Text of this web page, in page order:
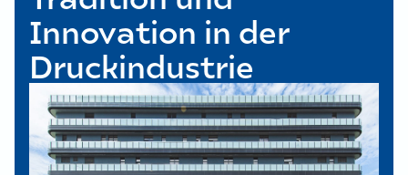
Innovation in der
Druckindustrie